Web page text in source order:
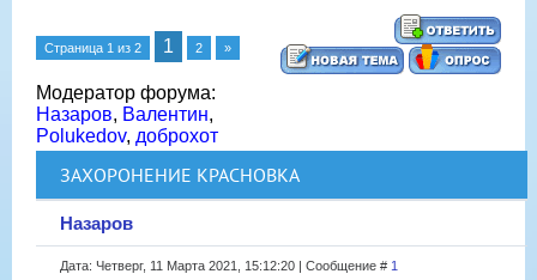
Страница 1 из 2 1 2 »
Модератор форума:
Назаров, Валентин,
Polukedov, доброхот
ЗАХОРОНЕНИЕ КРАСНОВКА
Назаров
Дата: Четверг, 11 Марта 2021, 15:12:20 | Сообщение # 1